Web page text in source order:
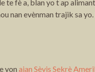
fè a, blan yo t ap
evènman trajik sa
yon ajan Sèvis Sekrè